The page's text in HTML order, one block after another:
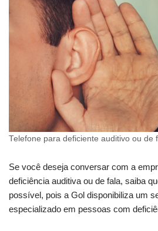
Telefone para deficiente auditivo ou de
Se você deseja conversar com a
deficiência auditiva ou de fala, saiba
possível, pois a Gol disponibiliza um
especializado em pessoas com